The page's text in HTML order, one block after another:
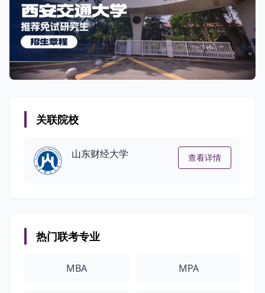
关联院校
山东财经大学 查看详情
热门联考专业
MBA MPA